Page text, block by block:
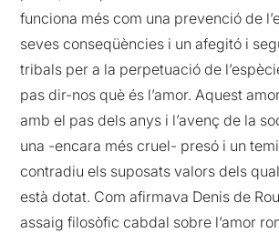
funciona més com una prevenció de
seves conseqüències i un afegitó i
tribals per a la perpetuació de
pas dir-nos què és l’amor. Aquest
amb el pas dels anys i l’avenç de la
una -encara més cruel- presó i un
contradiu els suposats valors dels
està dotat. Com afirmava Denis de
assaig filosòfic cabdal sobre l’amor